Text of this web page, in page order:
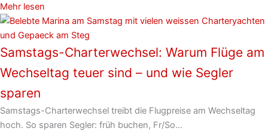
Mehr lesen
Samstags-Charterwechsel: Warum Flüge am
Wechseltag teuer sind – und wie Segler
sparen
Samstags-Charterwechsel treibt die Flugpreise am Wechseltag
hoch. So sparen Segler: früh buchen, Fr/So...